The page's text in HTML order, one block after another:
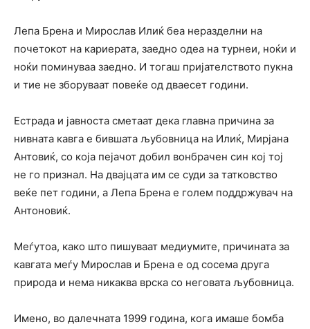
Лепа Брена и Мирослав Илиќ беа неразделни на
почетокот на кариерата, заедно одеа на турнеи, ноќи и
ноќи поминуваа заедно. И тогаш пријателството пукна
и тие не зборуваат повеќе од дваесет години.
Естрада и јавноста сметаат дека главна причина за
нивната кавга е бившата љубовница на Илиќ, Мирјана
Антовиќ, со која пејачот добил вонбрачен син кој тој
не го признал. На двајцата им се суди за татковство
веќе пет години, а Лепа Брена е голем поддржувач на
Антоновиќ.
Меѓутоа, како што пишуваат медиумите, причината за
кавгата меѓу Мирослав и Брена е од сосема друга
природа и нема никаква врска со неговата љубовница.
Имено, во далечната 1999 година, кога имаше бомба